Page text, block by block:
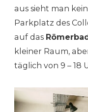
aus sieht man
Parkplatz des
auf das Römerbad
kleiner Raum,
täglich von 9 – 18